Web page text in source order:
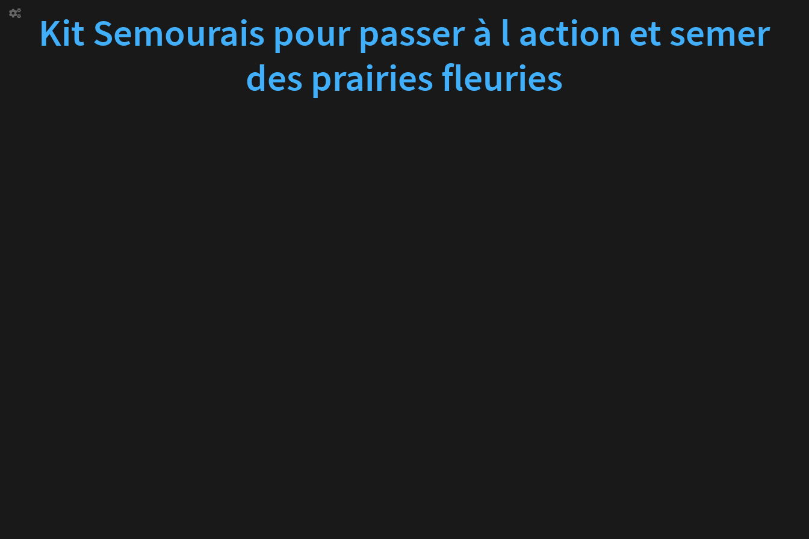
Kit Semourais pour passer à l action et semer
des prairies fleuries